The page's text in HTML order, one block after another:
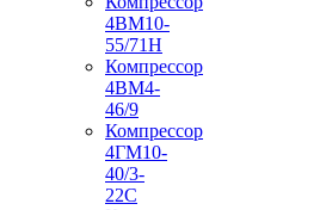
4ВМ10-
55/71Н
Компрессор
4ВМ4-
46/9
Компрессор
4ГМ10-
40/3-
22С